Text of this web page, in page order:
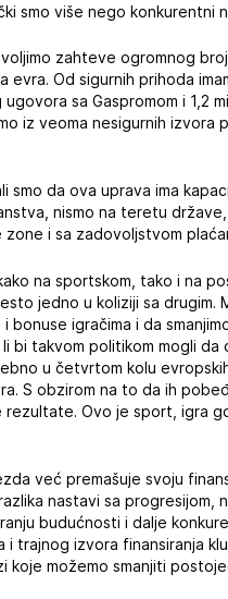
smo više nego konkurentni
zahteve ogromnog
Od sigurnih prihoda
sa Gaspromom i 1,2
iz veoma nesigurnih izvora
smo da ova uprava ima
nismo na teretu
i sa zadovoljstvom
na sportskom, tako i na
jedno u koliziji sa drugim.
igračima i da
bi takvom politikom mogli
u četvrtom kolu
S obzirom na to da ih
Ovo je sport, igra
već premašuje svoju
nastavi sa
budućnosti i dalje
trajnog izvora finansiranja
koje možemo smanjiti